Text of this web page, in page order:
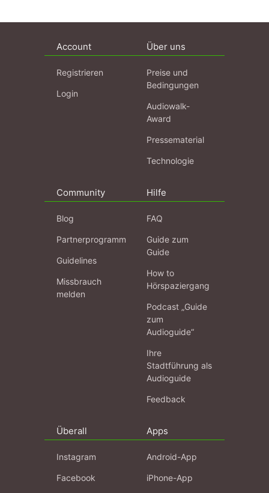
Account
Registrieren
Login
Über uns
Preise und
Bedingungen
Audiowalk-
Award
Pressematerial
Technologie
Community
Blog
Partnerprogramm
Guidelines
Missbrauch
melden
Hilfe
FAQ
Guide zum
Guide
How to
Hörspaziergang
Podcast „Guide
zum
Audioguide“
Ihre
Stadtführung als
Audioguide
Feedback
Überall
Instagram
Facebook
Apps
Android-App
iPhone-App